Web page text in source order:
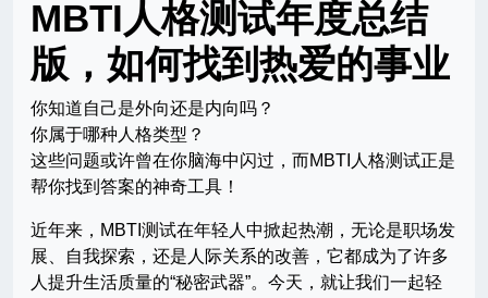
MBTI人格测试年度总结
版，如何找到热爱的事业
你知道自己是外向还是内向吗？
你属于哪种人格类型？
这些问题或许曾在你脑海中闪过，而MBTI人格测试正是
帮你找到答案的神奇工具！
近年来，MBTI测试在年轻人中掀起热潮，无论是职场发
展、自我探索，还是人际关系的改善，它都成为了许多
人提升生活质量的“秘密武器”。今天，就让我们一起轻